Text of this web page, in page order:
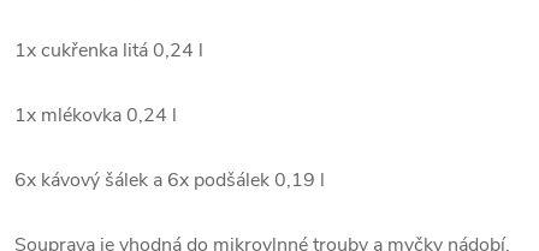
1x cukřenka litá 0,24 l
1x mlékovka 0,24 l
6x kávový šálek a 6x podšálek 0,19 l
Souprava je vhodná do mikrovlnné trouby a myčky nádobí.